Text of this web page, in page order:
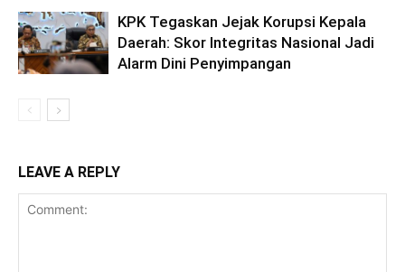
KPK Tegaskan Jejak Korupsi Kepala
Daerah: Skor Integritas Nasional Jadi
Alarm Dini Penyimpangan
LEAVE A REPLY